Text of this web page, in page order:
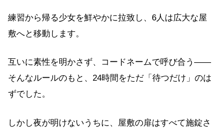
練習から帰る少女を鮮やかに拉致し、6人は広大な屋
敷へと移動します。
互いに素性を明かさず、コードネームで呼び合う——
そんなルールのもと、24時間をただ「待つだけ」のは
ずでした。
しかし夜が明けないうちに、屋敷の扉はすべて施錠さ